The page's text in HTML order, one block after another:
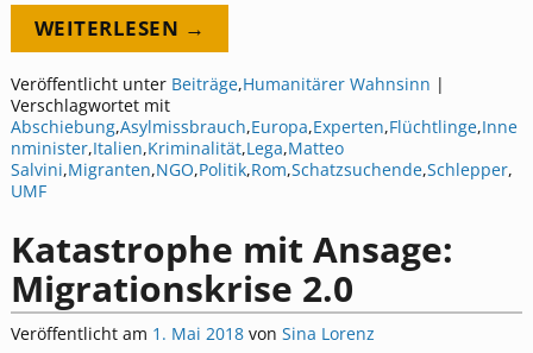
WEITERLESEN →
Veröffentlicht unter Beiträge,Humanitärer Wahnsinn |
Verschlagwortet mit
Abschiebung,Asylmissbrauch,Europa,Experten,Flüchtlinge,Inne
nminister,Italien,Kriminalität,Lega,Matteo
Salvini,Migranten,NGO,Politik,Rom,Schatzsuchende,Schlepper,
UMF
Katastrophe mit Ansage:
Migrationskrise 2.0
Veröffentlicht am 1. Mai 2018 von Sina Lorenz